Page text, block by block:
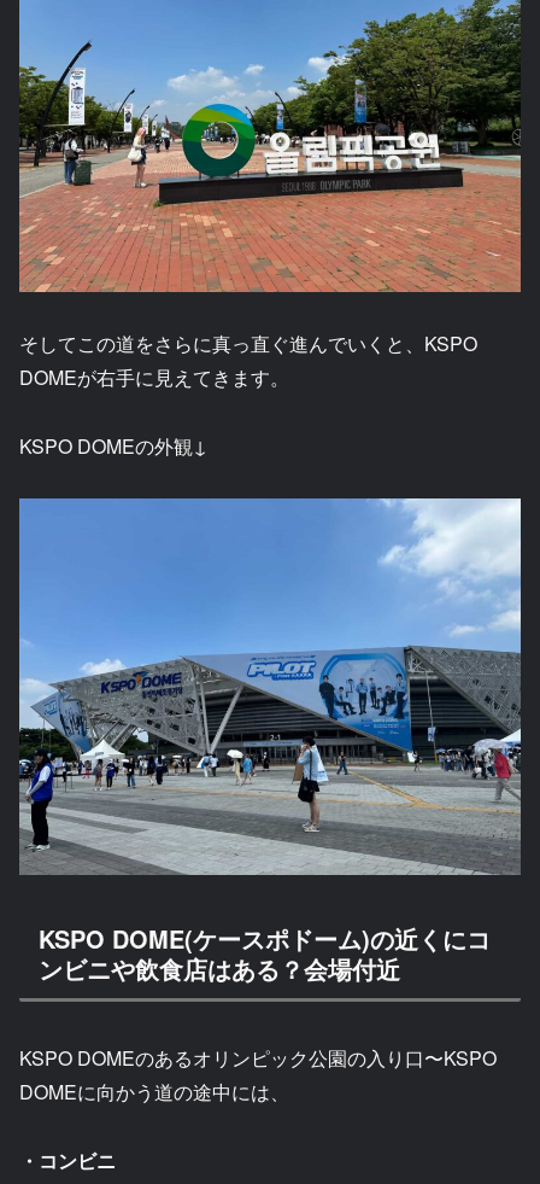
そしてこの道をさらに真っ直ぐ進んでいくと、KSPO
DOMEが右手に見えてきます。
KSPO DOMEの外観↓
KSPO DOME(ケースポドーム)の近くにコ
ンビニや飲食店はある？会場付近
KSPO DOMEのあるオリンピック公園の入り口〜KSPO
DOMEに向かう道の途中には、
・コンビニ